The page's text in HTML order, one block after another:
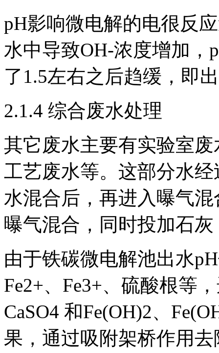
pH影响微电解的电很反
水中导致OH-浓度增加，
了1.5左右之后趋缓，即
2.1.4 综合废水处理
其它废水主要有实验室
工艺废水等。这部分水
水混合后，再进入曝气
曝气混合，同时投加石
由于铁碳微电解池出水
Fe2+、Fe3+、硫酸根等
CaSO4 和Fe(OH)2、
果，通过吸附架桥作用